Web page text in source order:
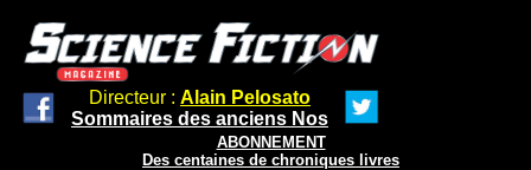
Directeur : Alain Pelosato
Sommaires des anciens Nos
ABONNEMENT
Des centaines de chroniques livres